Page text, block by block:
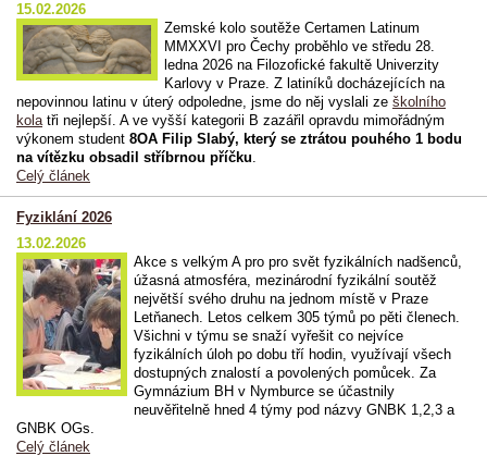
15.02.2026
Zemské kolo soutěže Certamen Latinum
MMXXVI pro Čechy proběhlo ve středu 28.
ledna 2026 na Filozofické fakultě Univerzity
Karlovy v Praze. Z latiníků docházejících na
nepovinnou latinu v úterý odpoledne, jsme do něj vyslali ze školního
kolatři nejlepší. A ve vyšší kategorii B zazářil opravdu mimořádným
výkonem student 8OA Filip Slabý, který se ztrátou pouhého 1 bodu
na vítězku obsadil stříbrnou příčku.
Celý článek
Fyziklání 2026
13.02.2026
Akce s velkým A pro pro svět fyzikálních nadšenců,
úžasná atmosféra, mezinárodní fyzikální soutěž
největší svého druhu na jednom místě v Praze
Letňanech. Letos celkem 305 týmů po pěti členech.
Všichni v týmu se snaží vyřešit co nejvíce
fyzikálních úloh po dobu tří hodin, využívají všech
dostupných znalostí a povolených pomůcek. Za
Gymnázium BH v Nymburce se účastnily
neuvěřitelně hned 4 týmy pod názvy GNBK 1,2,3 a
GNBK OGs.
Celý článek